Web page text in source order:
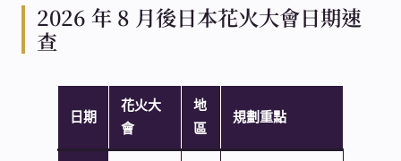
2026 年 8 月後日本花火大會日期速
查
日期
花火大
會
地
區
規劃重點